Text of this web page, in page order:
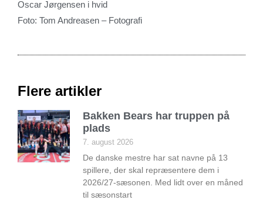
Oscar Jørgensen i hvid
Foto: Tom Andreasen – Fotografi
Flere artikler
Bakken Bears har truppen på
plads
7. august 2026
De danske mestre har sat navne på 13
spillere, der skal repræsentere dem i
2026/27-sæsonen. Med lidt over en måned
til sæsonstart